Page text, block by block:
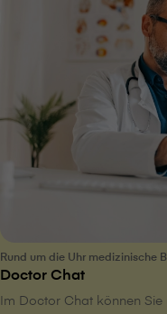
Rund um die Uhr medizinische
Doctor Chat
Im Doctor Chat können